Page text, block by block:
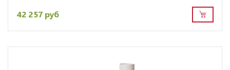
42 257 руб